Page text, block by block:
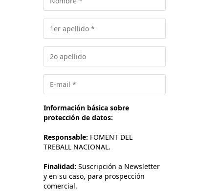
Información básica sobre
protección de datos:
Responsable: FOMENT DEL
TREBALL NACIONAL.
Finalidad: Suscripción a Newsletter
y en su caso, para prospección
comercial.